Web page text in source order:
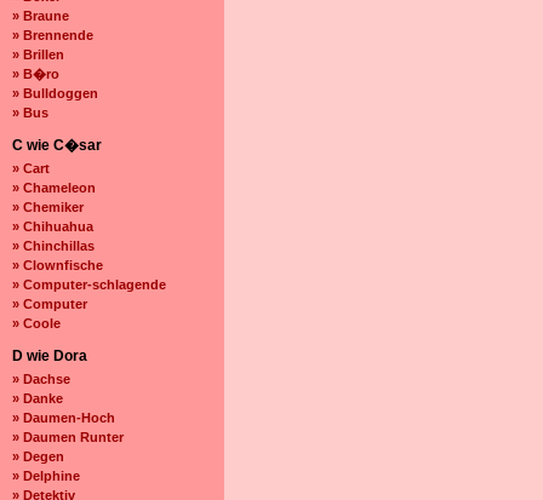
» Braune
» Brennende
» Brillen
» B�ro
» Bulldoggen
» Bus
C wie C�sar
» Cart
» Chameleon
» Chemiker
» Chihuahua
» Chinchillas
» Clownfische
» Computer-schlagende
» Computer
» Coole
D wie Dora
» Dachse
» Danke
» Daumen-Hoch
» Daumen Runter
» Degen
» Delphine
» Detektiv